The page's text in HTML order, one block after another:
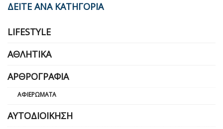
ΔΕΙΤΕ ΑΝΑ ΚΑΤΗΓΟΡΙΑ
LIFESTYLE
ΑΘΛΗΤΙΚΆ
ΑΡΘΡΟΓΡΑΦΊΑ
ΑΦΙΕΡΏΜΑΤΑ
ΑΥΤΟΔΙΟΊΚΗΣΗ